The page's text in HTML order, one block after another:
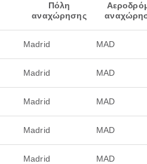
Πόλη
αναχώρησης
Madrid MAD
Madrid MAD
Madrid MAD
Madrid MAD
Madrid MAD